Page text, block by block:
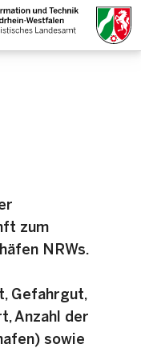
zum
NRWs.
Gefahrgut,
Anzahl der
sowie